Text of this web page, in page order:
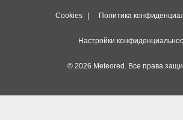
Cookies Политика
Настройки
© 2026 Meteored. Все права